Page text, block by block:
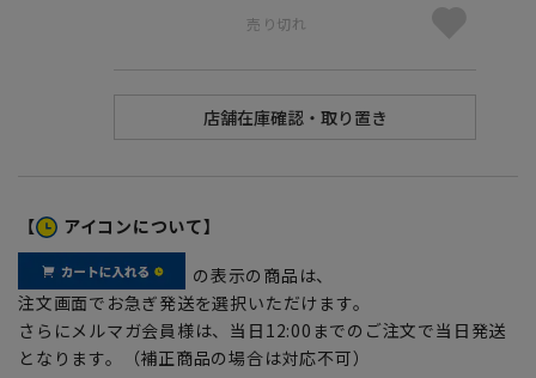
売り切れ
【 アイコンについて】
の表示の商品は、
注文画面でお急ぎ発送を選択いただけます。
さらにメルマガ会員様は、当日12:00までのご注文で当日発送
となります。（補正商品の場合は対応不可）